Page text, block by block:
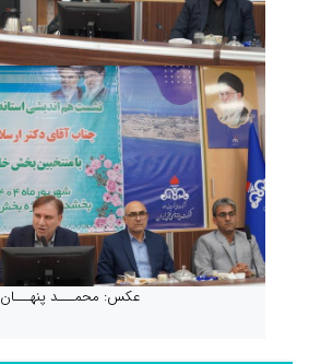
عکس: محمـــد پنهـــان